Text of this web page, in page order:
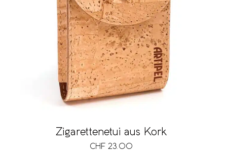
Zigarettenetui aus Kork
CHF 23.00